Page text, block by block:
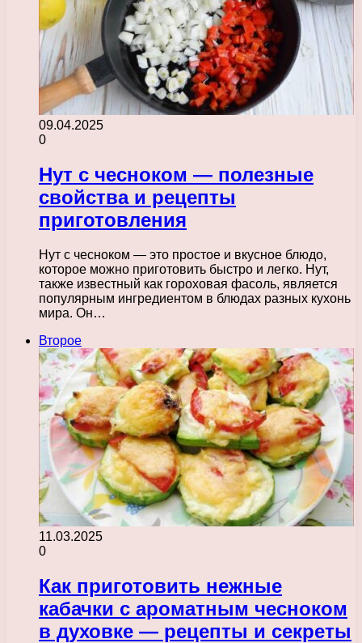
09.04.2025
0
Нут с чесноком — полезные
свойства и рецепты
приготовления
Нут с чесноком — это простое и вкусное блюдо,
которое можно приготовить быстро и легко. Нут,
также известный как гороховая фасоль, является
популярным ингредиентом в блюдах разных кухонь
мира. Он…
Второе
11.03.2025
0
Как приготовить нежные
кабачки с ароматным чесноком
в духовке — рецепты и секреты